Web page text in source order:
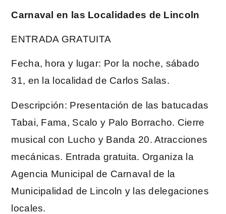
Carnaval en las Localidades de Lincoln
ENTRADA GRATUITA
Fecha, hora y lugar: Por la noche, sábado
31, en la localidad de Carlos Salas.
Descripción: Presentación de las batucadas
Tabai, Fama, Scalo y Palo Borracho. Cierre
musical con Lucho y Banda 20. Atracciones
mecánicas. Entrada gratuita. Organiza la
Agencia Municipal de Carnaval de la
Municipalidad de Lincoln y las delegaciones
locales.